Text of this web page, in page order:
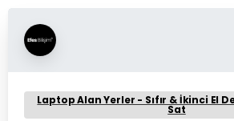
Laptop Alan Yerler - Sıfır & İkinci El
Sat